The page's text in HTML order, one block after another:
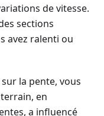
de vitesse.
sections
avez ralenti ou
la pente, vous
en
a influencé